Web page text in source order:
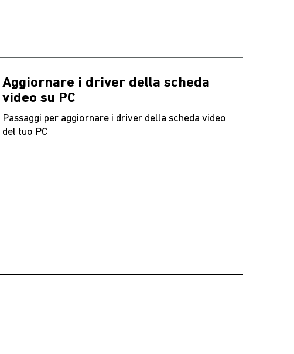
Aggiornare i driver della scheda
video su PC
Passaggi per aggiornare i driver della scheda video
del tuo PC